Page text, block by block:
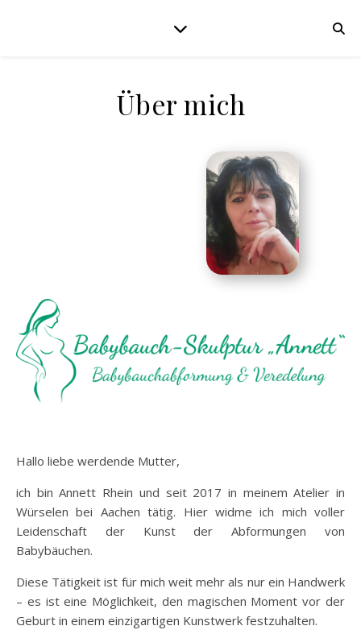
Über mich
Hallo liebe werdende Mutter,
ich bin Annett Rhein und seit 2017 in meinem Atelier in
Würselen bei Aachen tätig. Hier widme ich mich voller
Leidenschaft der Kunst der Abformungen von
Babybäuchen.
Diese Tätigkeit ist für mich weit mehr als nur ein Handwerk
– es ist eine Möglichkeit, den magischen Moment vor der
Geburt in einem einzigartigen Kunstwerk festzuhalten.